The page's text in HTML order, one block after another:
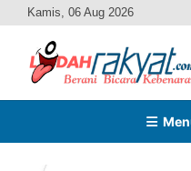
Kamis, 06 Aug 2026